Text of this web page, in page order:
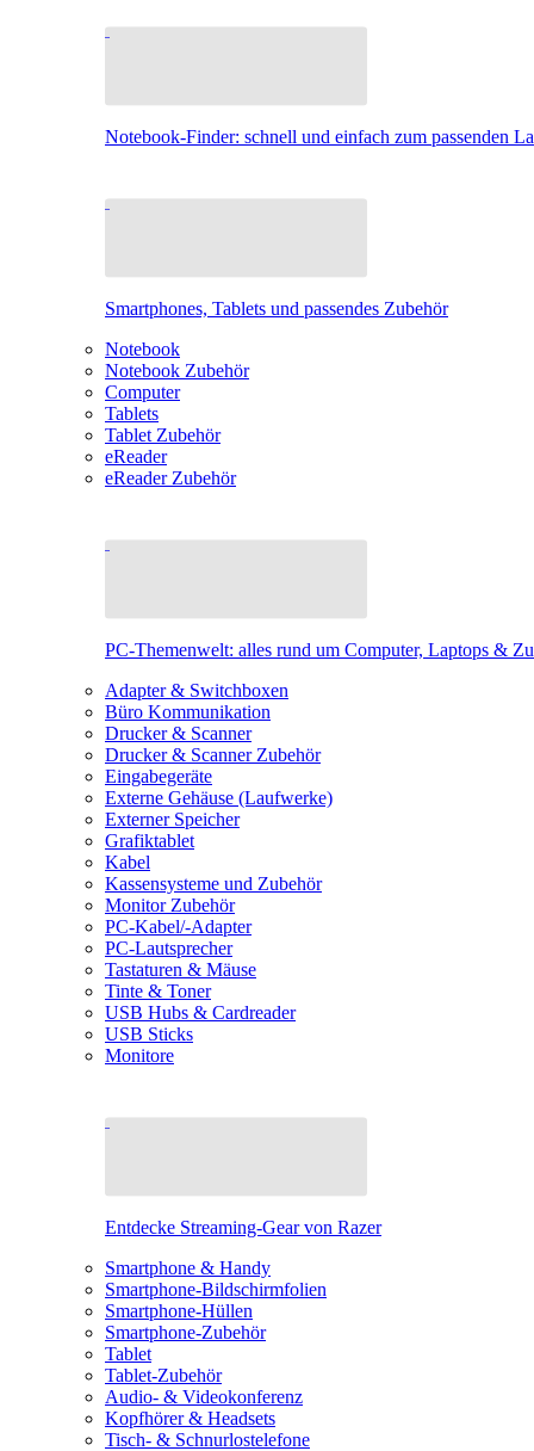
Notebook-Finder: schnell und einfach zum passenden
Smartphones, Tablets und passendes Zubehör
Notebook
Notebook Zubehör
Computer
Tablets
Tablet Zubehör
eReader
eReader Zubehör
PC-Themenwelt: alles rund um Computer, Laptops &
Adapter & Switchboxen
Büro Kommunikation
Drucker & Scanner
Drucker & Scanner Zubehör
Eingabegeräte
Externe Gehäuse (Laufwerke)
Externer Speicher
Grafiktablet
Kabel
Kassensysteme und Zubehör
Monitor Zubehör
PC-Kabel/-Adapter
PC-Lautsprecher
Tastaturen & Mäuse
Tinte & Toner
USB Hubs & Cardreader
USB Sticks
Monitore
Entdecke Streaming-Gear von Razer
Smartphone & Handy
Smartphone-Bildschirmfolien
Smartphone-Hüllen
Smartphone-Zubehör
Tablet
Tablet-Zubehör
Audio- & Videokonferenz
Kopfhörer & Headsets
Tisch- & Schnurlostelefone